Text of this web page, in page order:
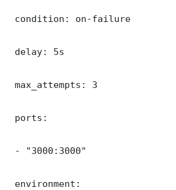
condition: on-failure
delay: 5s
max_attempts: 3
ports:
- "3000:3000"
environment: